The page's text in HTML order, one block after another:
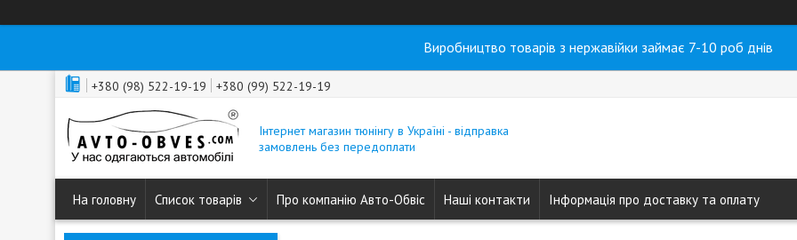
Виробництво товарів з нержавійки займає 7-10 роб днів
+380 (98) 522-19-19 +380 (99) 522-19-19
Інтернет магазин тюнінгу в Україні - відправка
замовлень без передоплати
На головну Список товарів Про компанію Авто-Обвіс Наші контакти Інформація про доставку та оплату